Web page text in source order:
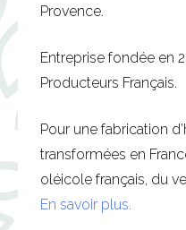
Provence.
Entreprise fondée en
Producteurs Français.
Pour une fabrication
transformées en
oléicole français, du
En savoir plus.